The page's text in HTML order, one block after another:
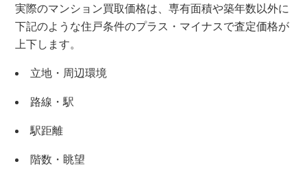
実際のマンション買取価格は、専有面積や築年数以外に
下記のような住戸条件のプラス・マイナスで査定価格が
上下します。
立地・周辺環境
路線・駅
駅距離
階数・眺望